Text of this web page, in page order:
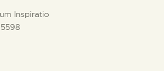
Inspiratio
5598